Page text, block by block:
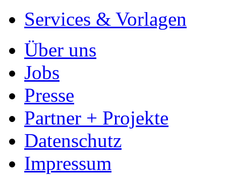
Services & Vorlagen
Über uns
Jobs
Presse
Partner + Projekte
Datenschutz
Impressum